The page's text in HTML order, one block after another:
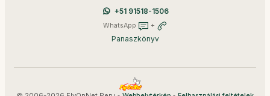
+51 91518-1506
WhatsApp +
Panaszkönyv